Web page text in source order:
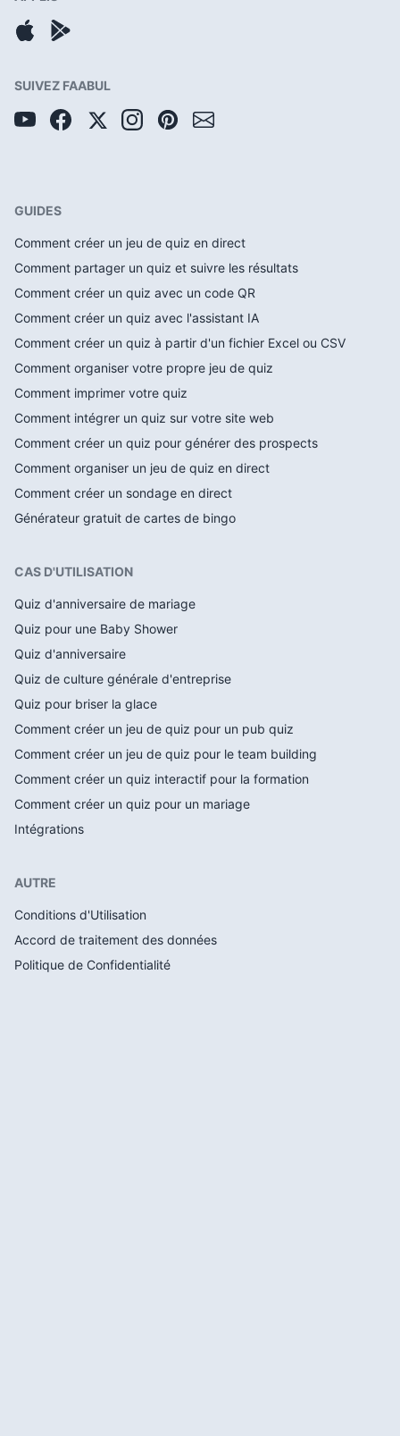
SUIVEZ FAABUL
GUIDES
Comment créer un jeu de quiz en direct
Comment partager un quiz et suivre les résultats
Comment créer un quiz avec un code QR
Comment créer un quiz avec l'assistant IA
Comment créer un quiz à partir d'un fichier Excel ou CSV
Comment organiser votre propre jeu de quiz
Comment imprimer votre quiz
Comment intégrer un quiz sur votre site web
Comment créer un quiz pour générer des prospects
Comment organiser un jeu de quiz en direct
Comment créer un sondage en direct
Générateur gratuit de cartes de bingo
CAS D'UTILISATION
Quiz d'anniversaire de mariage
Quiz pour une Baby Shower
Quiz d'anniversaire
Quiz de culture générale d'entreprise
Quiz pour briser la glace
Comment créer un jeu de quiz pour un pub quiz
Comment créer un jeu de quiz pour le team building
Comment créer un quiz interactif pour la formation
Comment créer un quiz pour un mariage
Intégrations
AUTRE
Conditions d'Utilisation
Accord de traitement des données
Politique de Confidentialité